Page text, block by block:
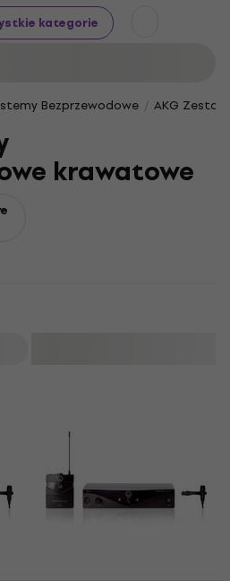
kategorie
Bezprzewodowe AKG
krawatowe